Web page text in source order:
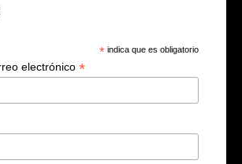
* indica que es obligatorio
electrónico *